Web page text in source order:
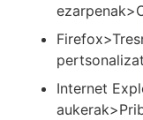
Internet